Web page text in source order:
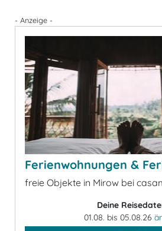
- Anzeige -
Ferienwohnungen &
freie Objekte in Mirow bei
Deine
01.08. bis 05.08.26